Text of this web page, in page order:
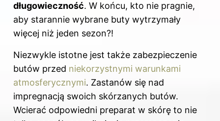
długowieczność. W końcu, kto nie pragnie,
aby starannie wybrane buty wytrzymały
więcej niż jeden sezon?!
Niezwykle istotne jest także zabezpieczenie
butów przed niekorzystnymi warunkami
atmosferycznymi. Zastanów się nad
impregnacją swoich skórzanych butów.
Wcierać odpowiedni preparat w skórę to nie